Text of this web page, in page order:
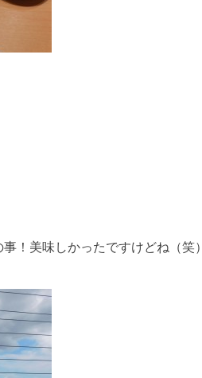
！美味しかったですけどね（笑）